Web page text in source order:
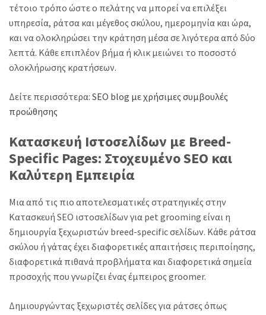
τέτοιο τρόπο ώστε ο πελάτης να μπορεί να επιλέξει
υπηρεσία, ράτσα και μέγεθος σκύλου, ημερομηνία και ώρα,
και να ολοκληρώσει την κράτηση μέσα σε λιγότερα από δύο
λεπτά. Κάθε επιπλέον βήμα ή κλικ μειώνει το ποσοστό
ολοκλήρωσης κρατήσεων.
Δείτε περισσότερα: SEO blog με χρήσιμες συμβουλές
προώθησης
Κατασκευή Ιστοσελίδων με Breed-
Specific Pages: Στοχευμένο SEO και
Καλύτερη Εμπειρία
Μια από τις πιο αποτελεσματικές στρατηγικές στην
Κατασκευή SEO ιστοσελίδων για pet grooming είναι η
δημιουργία ξεχωριστών breed-specific σελίδων. Κάθε ράτσα
σκύλου ή γάτας έχει διαφορετικές απαιτήσεις περιποίησης,
διαφορετικά πιθανά προβλήματα και διαφορετικά σημεία
προσοχής που γνωρίζει ένας έμπειρος groomer.
Δημιουργώντας ξεχωριστές σελίδες για ράτσες όπως